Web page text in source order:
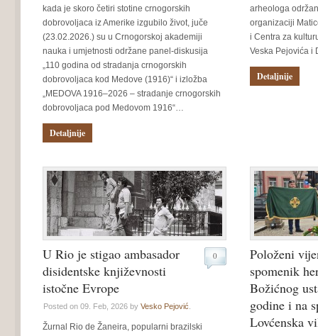
kada je skoro četiri stotine crnogorskih
dobrovoljaca iz Amerike izgubilo život, juče
(23.02.2026.) su u Crnogorskoj akademiji
nauka i umjetnosti održane panel-diskusija
„110 godina od stradanja crnogorskih
dobrovoljaca kod Medove (1916)“ i izložba
„MEDOVA 1916–2026 – stradanje crnogorskih
dobrovoljaca pod Medovom 1916“…
Detaljnije
arheologa
organizaciji
i Centra za
Veska Pejovića
Detaljnije
U Rio je stigao ambasador
disidentske književnosti
istočne Evrope
Posted on 09. Feb, 2026 by Vesko Pejović
0
Žurnal Rio de Žaneira, popularni brazilski
Položeni
spomenik
Božićnog
godine i na
Lovćenska